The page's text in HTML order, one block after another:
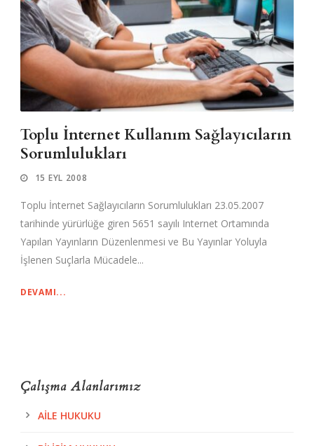
Toplu İnternet Kullanım Sağlayıcıların
Sorumlulukları
15 EYL 2008
Toplu İnternet Sağlayıcıların Sorumlulukları 23.05.2007
tarihinde yürürlüğe giren 5651 sayılı Internet Ortamında
Yapılan Yayınların Düzenlenmesi ve Bu Yayınlar Yoluyla
İşlenen Suçlarla Mücadele...
DEVAMI...
Çalışma Alanlarımız
AILE HUKUKU